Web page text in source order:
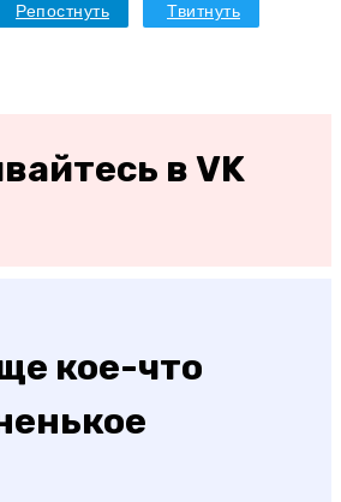
Репостнуть Твитнуть
в VK
кое-что